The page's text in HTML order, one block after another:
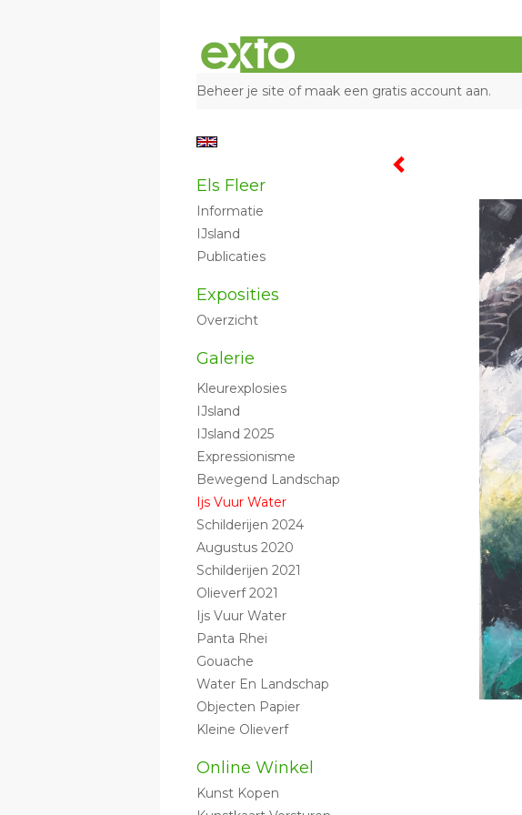
Beheer je site of maak een gratis account aan.
Els Fleer
Informatie
IJsland
Publicaties
Exposities
Overzicht
Galerie
Kleurexplosies
IJsland
IJsland 2025
Expressionisme
Bewegend Landschap
Ijs Vuur Water
Schilderijen 2024
Augustus 2020
Schilderijen 2021
Olieverf 2021
Ijs Vuur Water
Panta Rhei
Gouache
Water En Landschap
Objecten Papier
Kleine Olieverf
Online Winkel
Kunst Kopen